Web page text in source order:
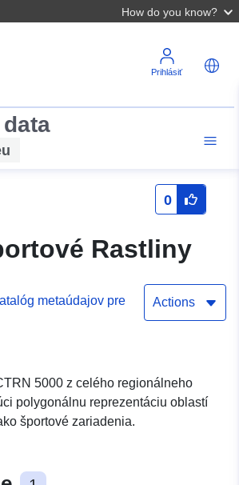
How do you know?
Prihlásiť
0
Rastliny
metaúdajov pre
Actions
5000 z celého regionálneho
polygonálnu reprezentáciu oblastí
športové zariadenia.